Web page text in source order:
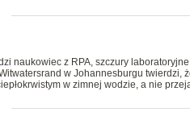
naukowiec z RPA, szczury
w Johannesburgu twierdzi,
w zimnej wodzie, a nie